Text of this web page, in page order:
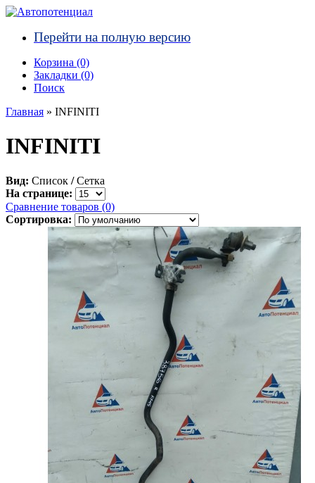
Перейти на полную версию
Корзина (0)‎
Закладки (0)
Поиск
Главная » INFINITI
INFINITI
Вид: Список / Сетка
На странице:
Сравнение товаров (0)
Сортировка: